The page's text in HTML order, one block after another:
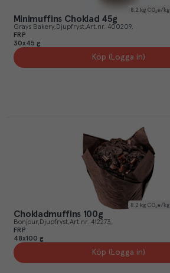
8.2 kg CO₂e/kg
Minimuffins Choklad 45g
Grays Bakery Djupfryst Art.nr. 400209
FRP
30x45 g
Köp (Logga in)
8.2 kg CO₂e/kg
Chokladmuffins 100g
Bonjour Djupfryst Art.nr. 412273
FRP
48x100 g
Köp (Logga in)